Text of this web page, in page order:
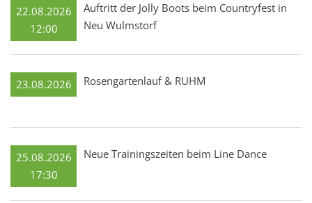
22.08.2026
12:00
Auftritt der Jolly Boots beim Countryfest in
Neu Wulmstorf
23.08.2026 Rosengartenlauf & RUHM
25.08.2026
17:30
Neue Trainingszeiten beim Line Dance